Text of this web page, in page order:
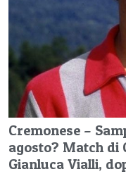
Cremonese –
agosto? Match di
Gianluca Vialli,